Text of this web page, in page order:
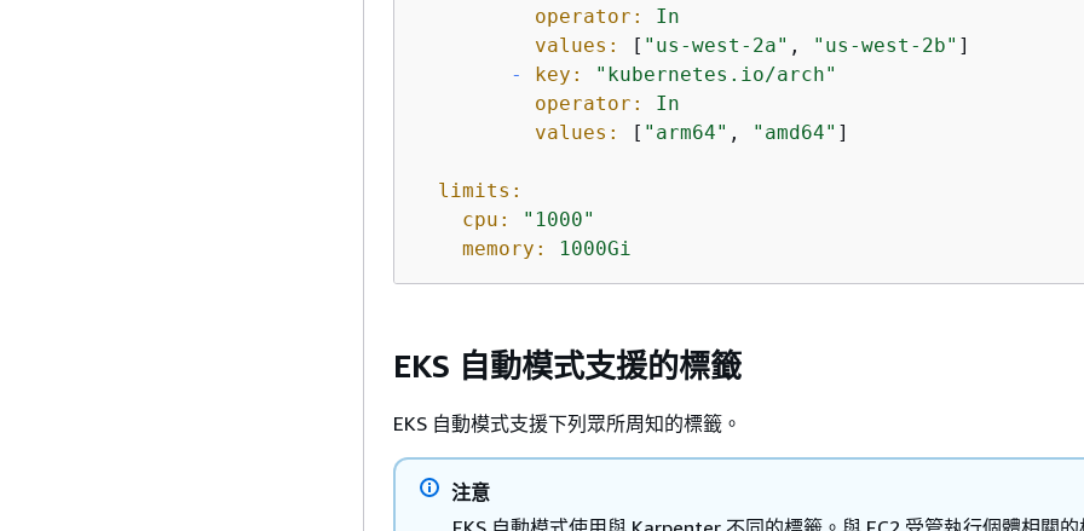
operator:
In
values:
[ "us-west-2a" , "us-west-2b" ]
-
key:
"kubernetes.io/arch"
operator:
In
values:
[ "arm64" , "amd64" ]
limits:
cpu:
"1000"
memory:
1000Gi
EKS 自動模式支援的標籤
EKS 自動模式支援下列眾所周知的標籤。
注意